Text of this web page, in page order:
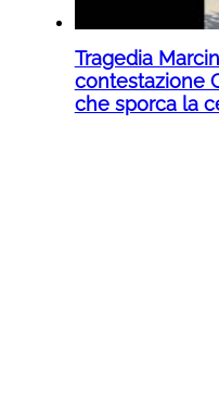
Tragedia
contestazione
che sporca la